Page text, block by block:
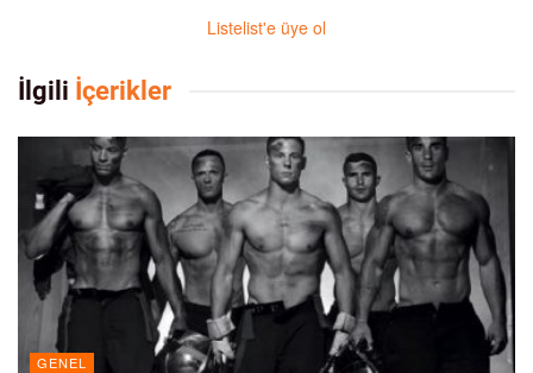
Listelist'e üye ol
İlgili İçerikler
GENEL